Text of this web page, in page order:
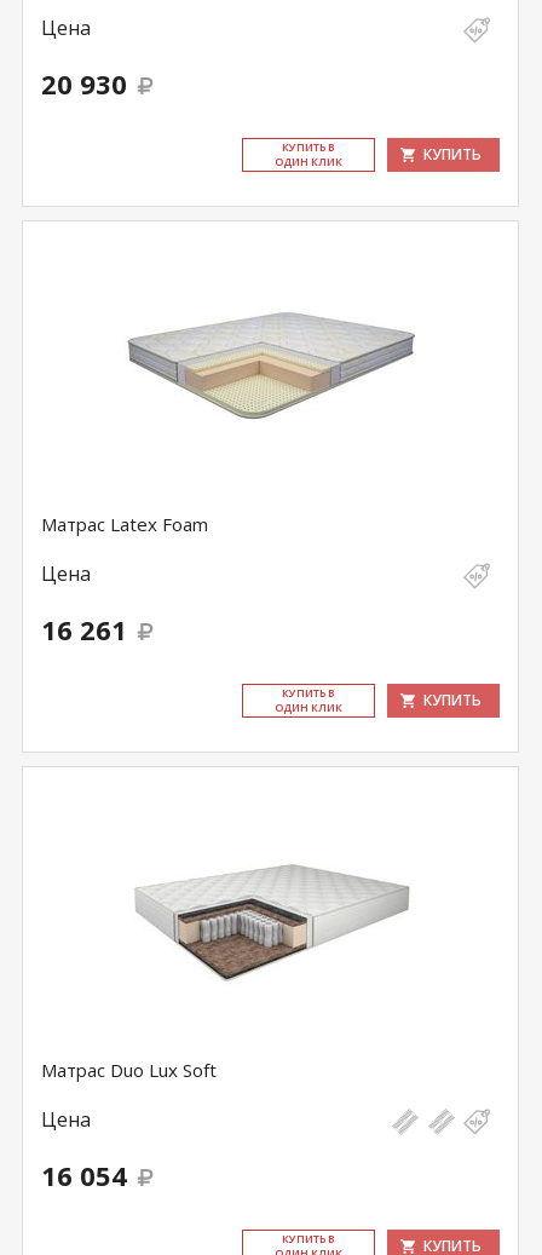
Цена
20 930
КУ­ПИТЬ В
ОДИН КЛИК
КУПИТЬ
Матрас Latex Foam
Цена
16 261
КУ­ПИТЬ В
ОДИН КЛИК
КУПИТЬ
Матрас Duo Lux Soft
Цена
16 054
КУ­ПИТЬ В
КУПИТЬ